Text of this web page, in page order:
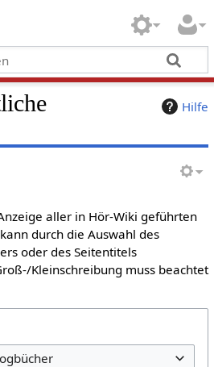
Hilfe
aller in Hör-Wiki geführten
durch die Auswahl des
oder des Seitentitels
Kleinschreibung muss beachtet